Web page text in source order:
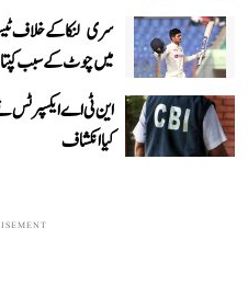
سری لنکا کے خلاف ٹیسٹ
میں چوٹ کے سبب
این ٹی اے ایکسپرٹس
کیا انکشاف